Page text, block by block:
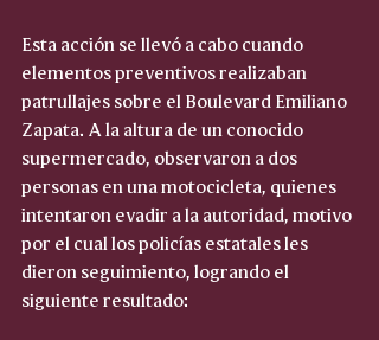
Esta acción se llevó a cabo cuando
elementos preventivos realizaban
patrullajes sobre el Boulevard Emiliano
Zapata. A la altura de un conocido
supermercado, observaron a dos
personas en una motocicleta, quienes
intentaron evadir a la autoridad, motivo
por el cual los policías estatales les
dieron seguimiento, logrando el
siguiente resultado: